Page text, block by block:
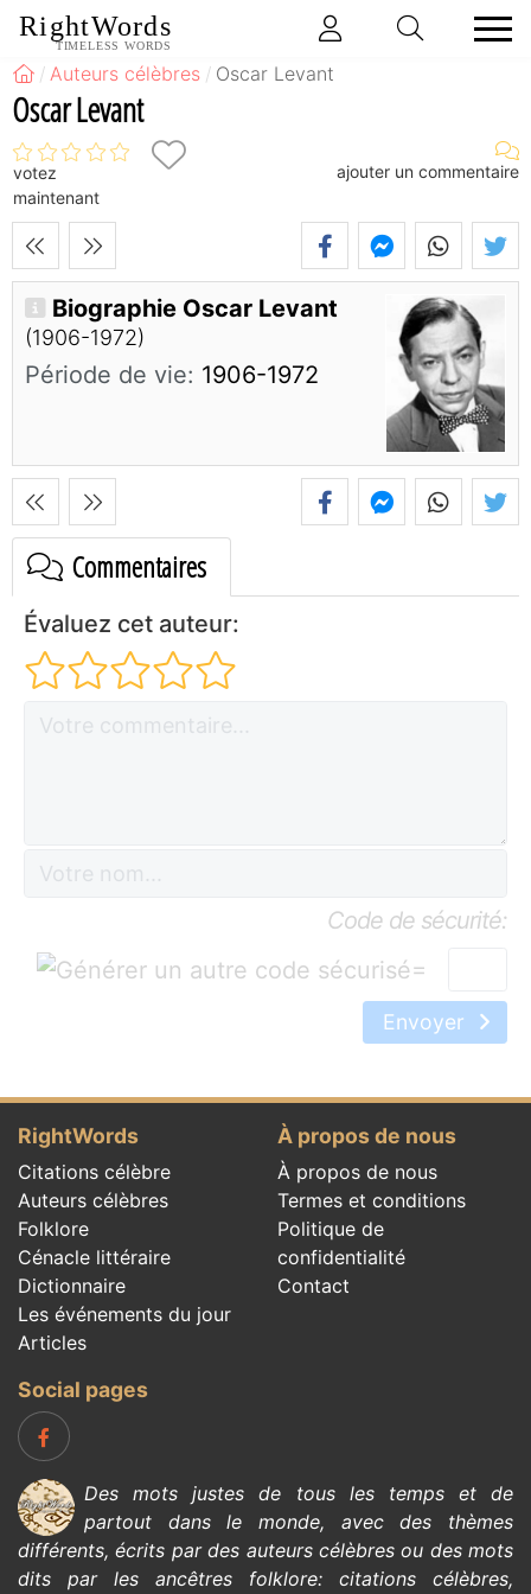
RightWords
TIMELESS WORDS
Auteurs célèbres Oscar Levant
Oscar Levant
votez
maintenant
ajouter un commentaire
Biographie Oscar Levant
(1906-1972)
Période de vie: 1906-1972
Commentaires
Évaluez cet auteur:
Code de sécurité:
=
Envoyer
RightWords
Citations célèbre
Auteurs célèbres
Folklore
Cénacle littéraire
Dictionnaire
Les événements du jour
Articles
À propos de nous
À propos de nous
Termes et conditions
Politique de
confidentialité
Contact
Social pages
Des mots justes de tous les temps et de
partout dans le monde, avec des thèmes
différents, écrits par des auteurs célèbresou des mots
dits par les ancêtres folklore: citations célèbres,